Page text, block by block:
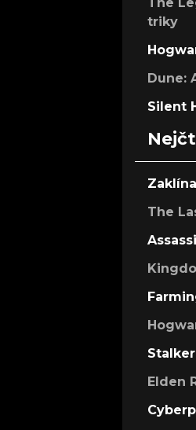
triky
Dune:
Silent
The
Elden